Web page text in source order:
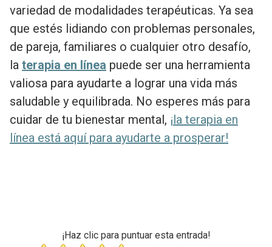
variedad de modalidades terapéuticas. Ya sea
que estés lidiando con problemas personales,
de pareja, familiares o cualquier otro desafío,
la terapia en línea puede ser una herramienta
valiosa para ayudarte a lograr una vida más
saludable y equilibrada. No esperes más para
cuidar de tu bienestar mental, ¡la terapia en
línea está aquí para ayudarte a prosperar!
¡Haz clic para puntuar esta entrada!